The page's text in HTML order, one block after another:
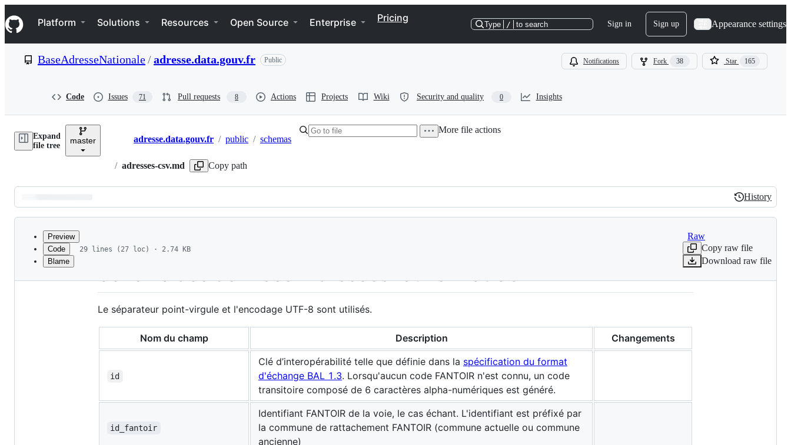
k
i
p
e
Navigation Menu
Platform Solutions Resources Open Source Enterprise Pricing
Type / to search Sign in Sign up Appearance settings
BaseAdresseNationale/adresse.data.gouv.fr Public Notifications Fork 38 Star 165
Code Issues 71 Pull requests 8 Actions Projects Wiki Security and quality 0 Insights
Expand
file tree
master Breadcrumbs
adresse.data.gouv.fr / public / schemas
/ adresses-csv.md Copy path
More file actions
Latest
commit
History
History
metadata
Preview
Code
Blame
29 lines (27 loc) · 2.74 KB
Raw
Copy raw file
Download raw file
Schéma des données “Adresses” au format CSV
Le séparateur point-virgule et l'encodage UTF-8 sont utilisés.
Nom du champ Description Changements
id
Clé d’interopérabilité telle que définie dans la spécification du format
d'échange BAL 1.3. Lorsqu'aucun code FANTOIR n'est connu, un code
transitoire composé de 6 caractères alpha-numériques est généré.
id_fantoir
Identifiant FANTOIR de la voie, le cas échant. L'identifiant est préfixé par
la commune de rattachement FANTOIR (commune actuelle ou commune
ancienne)